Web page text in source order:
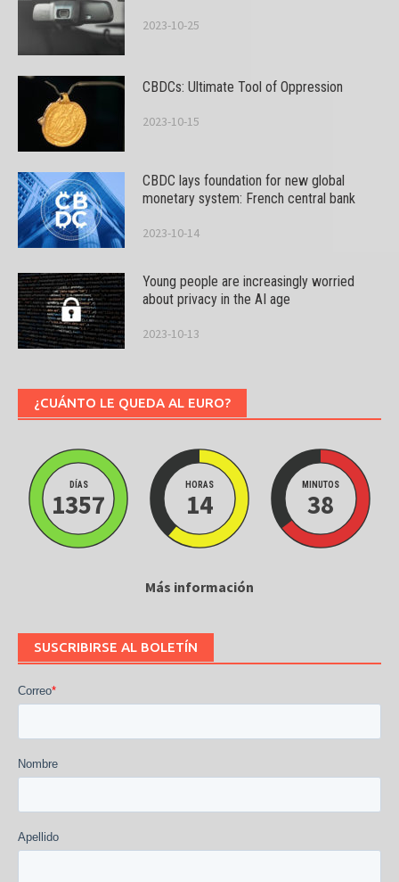
2023-10-25
CBDCs: Ultimate Tool of Oppression
2023-10-15
CBDC lays foundation for new global
monetary system: French central bank
2023-10-14
Young people are increasingly worried
about privacy in the AI age
2023-10-13
¿CUÁNTO LE QUEDA AL EURO?
DÍAS
1357
HORAS
14
MINUTOS
38
Más información
SUSCRIBIRSE AL BOLETÍN